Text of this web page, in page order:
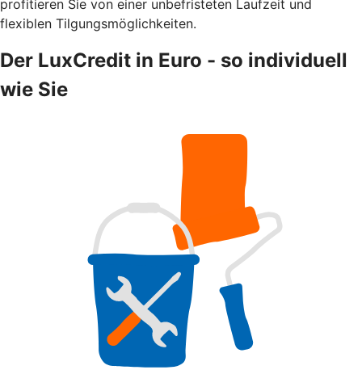
profitieren Sie von einer unbefristeten Laufzeit und
flexiblen Tilgungsmöglichkeiten.
Der LuxCredit in Euro - so individuell
wie Sie